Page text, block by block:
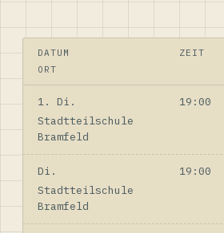
DATUM
ZEIT
ORT
1. Di.
19:00
Stadtteilschule
Bramfeld
Di.
19:00
Stadtteilschule
Bramfeld